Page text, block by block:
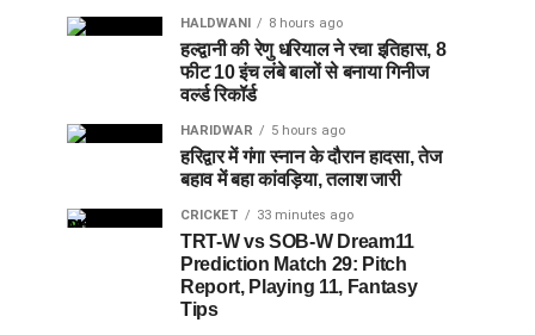
HALDWANI 8 hours ago
हल्द्वानी की रेणु धरियाल ने रचा इतिहास, 8
फीट 10 इंच लंबे बालों से बनाया गिनीज
वर्ल्ड रिकॉर्ड
HARIDWAR 5 hours ago
हरिद्वार में गंगा स्नान के दौरान हादसा, तेज
बहाव में बहा कांवड़िया, तलाश जारी
CRICKET 33 minutes ago
TRT-W vs SOB-W Dream11
Prediction Match 29: Pitch
Report, Playing 11, Fantasy
Tips